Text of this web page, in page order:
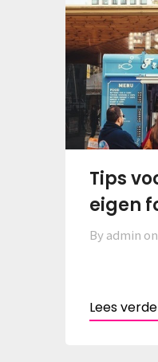
Tips
eigen
By admin on